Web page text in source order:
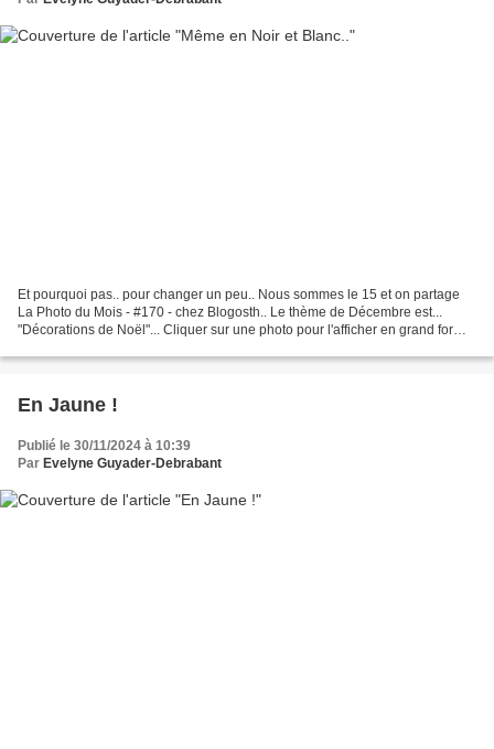
Et pourquoi pas.. pour changer un peu.. Nous sommes le 15 et on partage
La Photo du Mois - #170 - chez Blogosth.. Le thème de Décembre est...
"Décorations de Noël"... Cliquer sur une photo pour l'afficher en grand format
En Jaune !
Publié le 30/11/2024 à 10:39
Par Evelyne Guyader-Debrabant